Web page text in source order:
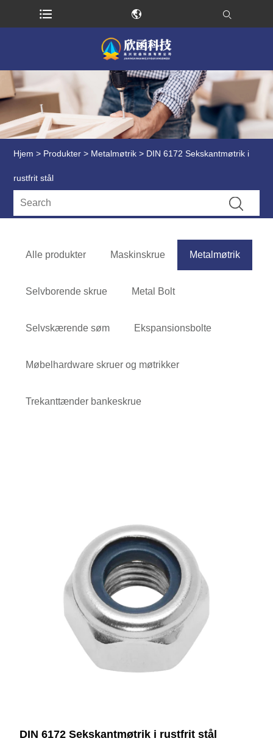
Hjem > Produkter > Metalmøtrik > DIN 6172 Sekskantmøtrik i
rustfrit stål
Alle produkter Maskinskrue Metalmøtrik
Selvborende skrue Metal Bolt
Selvskærende søm Ekspansionsbolte
Møbelhardware skruer og møtrikker
Trekanttænder bankeskrue
DIN 6172 Sekskantmøtrik i rustfrit stål